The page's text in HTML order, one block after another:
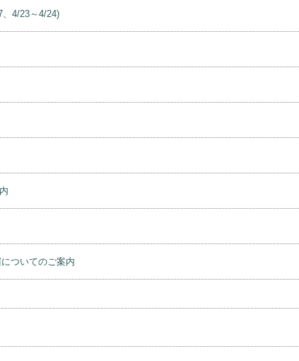
、4/23～4/24)
ついてのご案内